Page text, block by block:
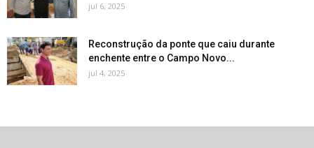
jul 6, 2025
Reconstrução da ponte que caiu durante
enchente entre o Campo Novo...
jul 4, 2025